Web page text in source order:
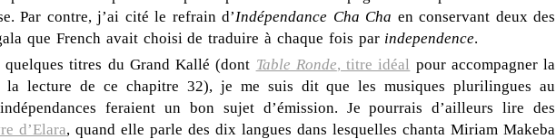
Par contre, j’ai cité le refrain d’Indépendance Cha Cha en conservant deux des
que French avait choisi de traduire à chaque fois par independence.
quelques titres du Grand Kallé (dont Table Ronde, titre idéal pour accompagner la
la lecture de ce chapitre 32), je me suis dit que les musiques plurilingues au
feraient un bon sujet d’émission. Je pourrais d’ailleurs lire des
d’Elara, quand elle parle des dix langues dans lesquelles chanta Miriam Makeba